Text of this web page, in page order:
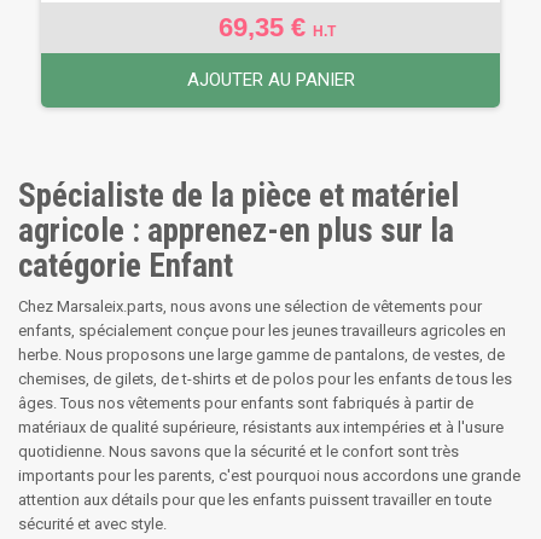
69,35 € H.T
AJOUTER AU PANIER
Spécialiste de la pièce et matériel
agricole : apprenez-en plus sur la
catégorie Enfant
Chez Marsaleix.parts, nous avons une sélection de vêtements pour
enfants, spécialement conçue pour les jeunes travailleurs agricoles en
herbe. Nous proposons une large gamme de pantalons, de vestes, de
chemises, de gilets, de t-shirts et de polos pour les enfants de tous les
âges. Tous nos vêtements pour enfants sont fabriqués à partir de
matériaux de qualité supérieure, résistants aux intempéries et à l'usure
quotidienne. Nous savons que la sécurité et le confort sont très
importants pour les parents, c'est pourquoi nous accordons une grande
attention aux détails pour que les enfants puissent travailler en toute
sécurité et avec style.